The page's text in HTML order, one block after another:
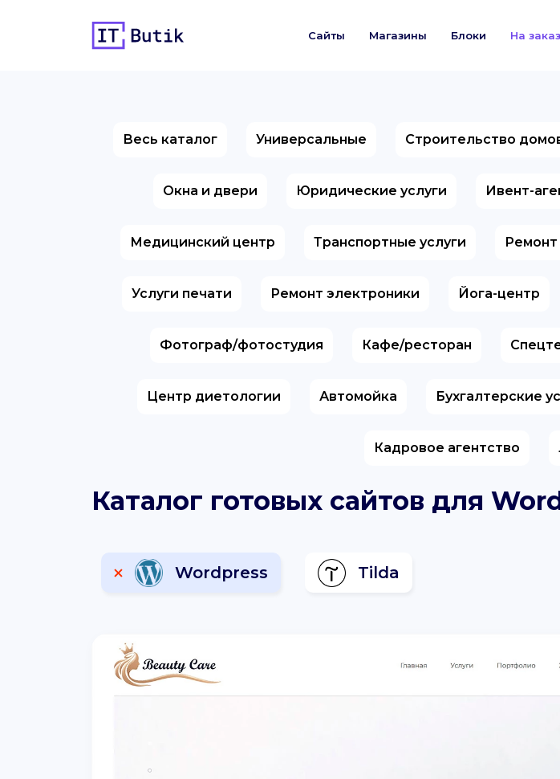
Сайты Магазины Блоки На заказ
Весь каталог Универсальные Строительство
Окна и двери Юридические услуги Ивент-
Медицинский центр Транспортные услуги Ремонт
Услуги печати Ремонт электроники Йога-центр
Фотограф/фотостудия Кафе/ресторан
Центр диетологии Автомойка Бухгалтерские
Кадровое агентство
Каталог готовых сайтов для
Wordpress Tilda